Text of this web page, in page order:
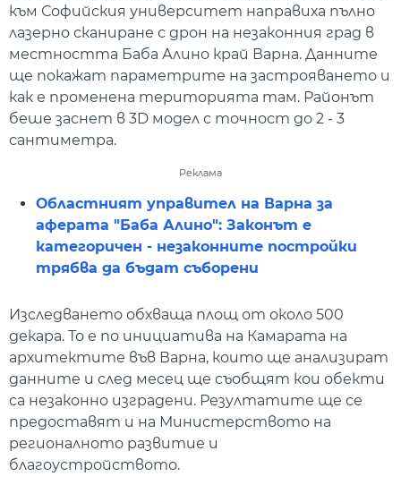
към Софийския университет направиха пълно
лазерно сканиране с дрон на незаконния град в
местността Баба Алино край Варна. Данните
ще покажат параметрите на застрояването и
как е променена територията там. Районът
беше заснет в 3D модел с точност до 2 - 3
сантиметра.
Реклама
Областният управител на Варна за
аферата "Баба Алино": Законът е
категоричен - незаконните постройки
трябва да бъдат съборени
Изследването обхваща площ от около 500
декара. То е по инициатива на Камарата на
архитектите във Варна, които ще анализират
данните и след месец ще съобщят кои обекти
са незаконно изградени. Резултатите ще се
предоставят и на Министерството на
регионалното развитие и
благоустройството.